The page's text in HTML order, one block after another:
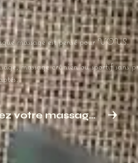
massage est pensé pour VOUS.
massage crânien ou sportif sans
Réservez votre massage à Gardanne